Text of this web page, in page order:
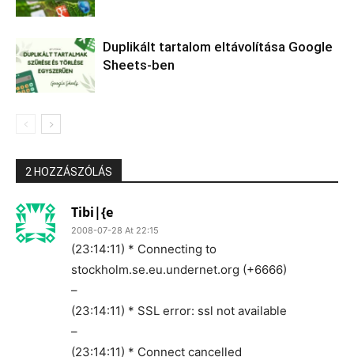
Duplikált tartalom eltávolítása Google
Sheets-ben
2 HOZZÁSZÓLÁS
Tibi|{e
2008-07-28 At 22:15
(23:14:11) * Connecting to
stockholm.se.eu.undernet.org (+6666)
–
(23:14:11) * SSL error: ssl not available
–
(23:14:11) * Connect cancelled